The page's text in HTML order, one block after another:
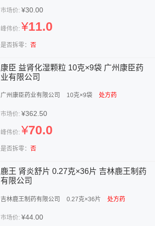
市场价: ¥30.00
峰伟价: ¥11.0
是否拆零： 否
康臣 益肾化湿颗粒 10克×9袋 广州康臣药
业有限公司
广州康臣药业有限公司 10克×9袋 处方药
市场价: ¥362.50
峰伟价: ¥70.0
是否拆零： 否
鹿王 肾炎舒片 0.27克×36片 吉林鹿王制药
有限公司
吉林鹿王制药有限公司 0.27克×36片 处方药
市场价: ¥44.00